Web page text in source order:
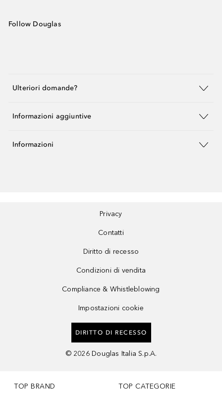
Follow Douglas
Ulteriori domande?
Informazioni aggiuntive
Informazioni
Privacy
Contatti
Diritto di recesso
Condizioni di vendita
Compliance & Whistleblowing
Impostazioni cookie
DIRITTO DI RECESSO
© 2026 Douglas Italia S.p.A.
TOP BRAND TOP CATEGORIE